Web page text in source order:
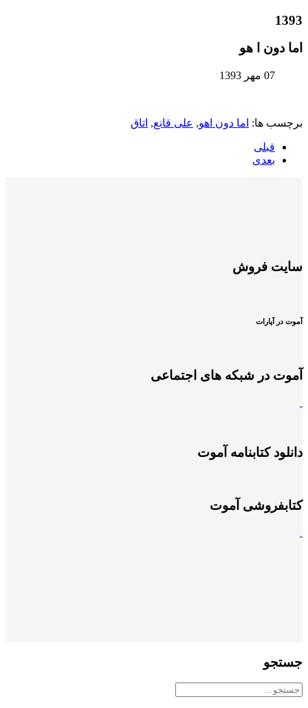
1393
اما دون ا هو
07 مهر 1393
برچسب ها: اما دون اهو, علی قانع, اتاق
قبلی
بعدی
سایت فروش
آموت در آپارات
آموت در شبکه های اجتماعی
دانلود کتابنامه آموت
کتابفروشی آموت
جستجو